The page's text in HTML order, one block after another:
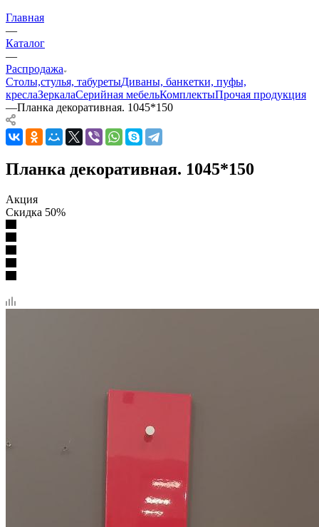
Главная
—
Каталог
—
Распродажа
Столы,стулья, табуретыДиваны, банкетки, пуфы,
креслаЗеркалаСерийная мебельКомплектыПрочая продукция
—Планка декоративная. 1045*150
Планка декоративная. 1045*150
Акция
Скидка 50%